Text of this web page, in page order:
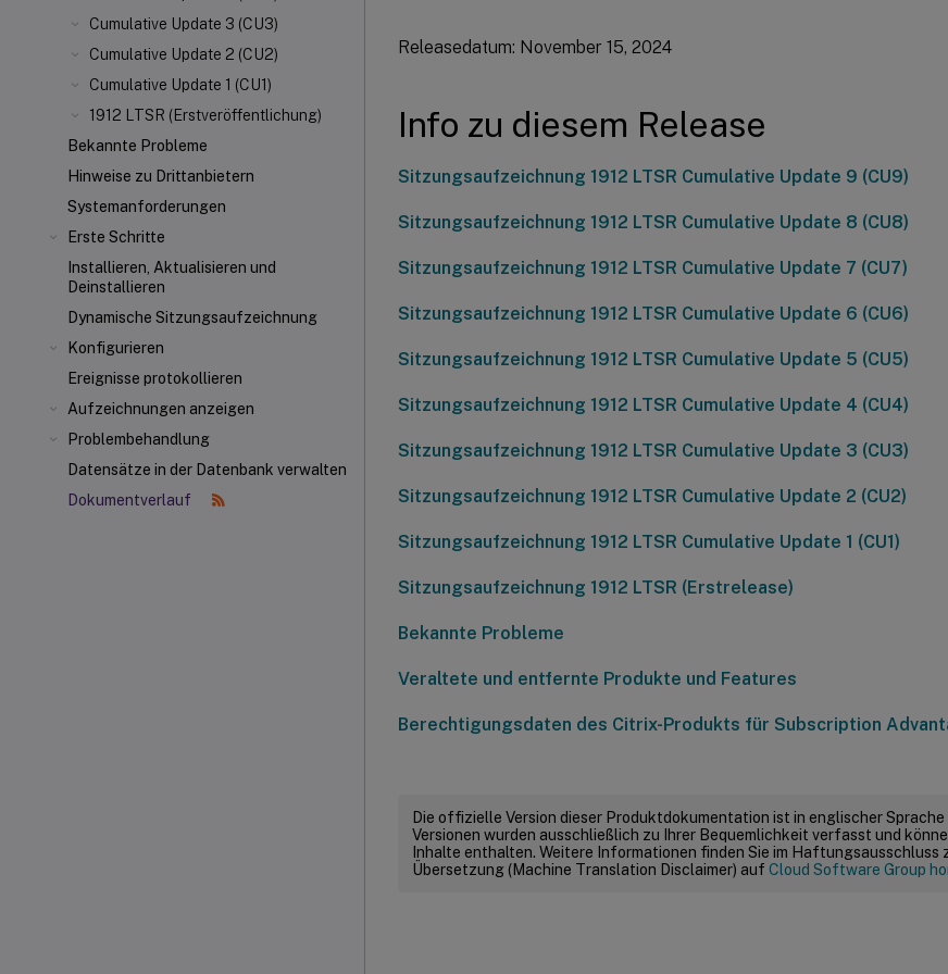
Cumulative Update 3 (CU3)
Cumulative Update 2 (CU2)
Cumulative Update 1 (CU1)
1912 LTSR (Erstveröffentlichung)
Bekannte Probleme
Hinweise zu Drittanbietern
Systemanforderungen
Erste Schritte
Installieren, Aktualisieren und
Deinstallieren
Dynamische Sitzungsaufzeichnung
Konfigurieren
Ereignisse protokollieren
Aufzeichnungen anzeigen
Problembehandlung
Datensätze in der Datenbank verwalten
Dokumentverlauf
Releasedatum: November 15, 2024
Info zu diesem Release
Sitzungsaufzeichnung 1912 LTSR Cumulative Update 9 (CU9)
Sitzungsaufzeichnung 1912 LTSR Cumulative Update 8 (CU8)
Sitzungsaufzeichnung 1912 LTSR Cumulative Update 7 (CU7)
Sitzungsaufzeichnung 1912 LTSR Cumulative Update 6 (CU6)
Sitzungsaufzeichnung 1912 LTSR Cumulative Update 5 (CU5)
Sitzungsaufzeichnung 1912 LTSR Cumulative Update 4 (CU4)
Sitzungsaufzeichnung 1912 LTSR Cumulative Update 3 (CU3)
Sitzungsaufzeichnung 1912 LTSR Cumulative Update 2 (CU2)
Sitzungsaufzeichnung 1912 LTSR Cumulative Update 1 (CU1)
Sitzungsaufzeichnung 1912 LTSR (Erstrelease)
Bekannte Probleme
Veraltete und entfernte Produkte und Features
Berechtigungsdaten des Citrix-Produkts für Subscription
Die offizielle Version dieser Produktdokumentation ist in englischer
Versionen wurden ausschließlich zu Ihrer Bequemlichkeit verfasst und
Inhalte enthalten. Weitere Informationen finden Sie im Haftungsausschluss
Übersetzung (Machine Translation Disclaimer) auf Cloud Software Group